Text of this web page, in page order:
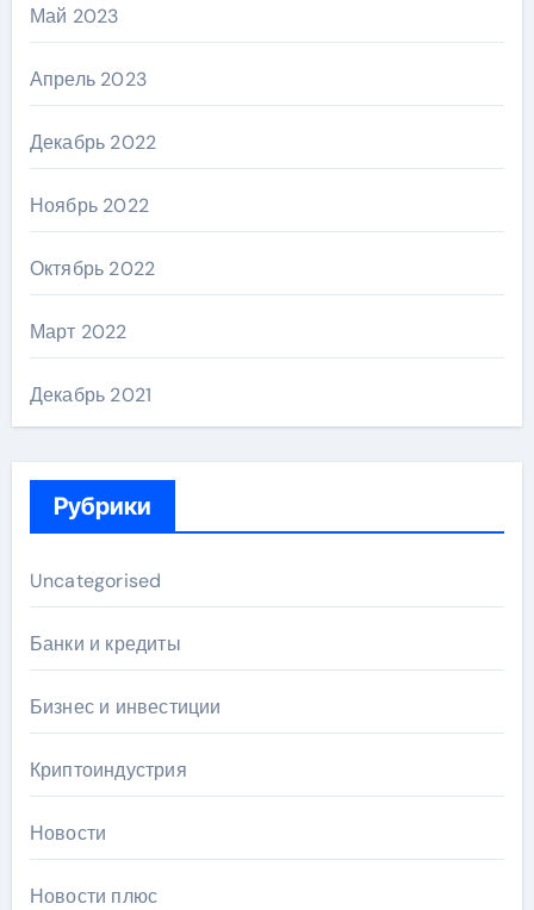
Май 2023
Апрель 2023
Декабрь 2022
Ноябрь 2022
Октябрь 2022
Март 2022
Декабрь 2021
Рубрики
Uncategorised
Банки и кредиты
Бизнес и инвестиции
Криптоиндустрия
Новости
Новости плюс